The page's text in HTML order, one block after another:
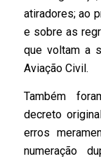
atiradores; ao
e sobre as
que voltam a
Aviação Civil.
Também
decreto
erros
numeração